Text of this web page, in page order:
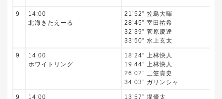
9
14:00
北海きたえーる
21’52” 笠島大暉
28’45” 室田祐希
32’39” 菅原慶達
33’50” 水上玄太
9
14:00
ホワイトリング
18’24” 上林快人
19’44” 上林快人
26’02” 三笠貴史
34’03” ガリンシャ
9
14:00
13’57” 堤優太